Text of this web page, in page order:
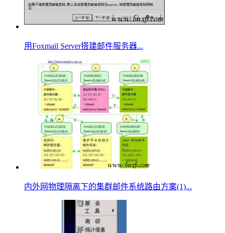
用Foxmail Server搭建邮件服务器...
内外网物理隔离下的集群邮件系统路由方案(1)...